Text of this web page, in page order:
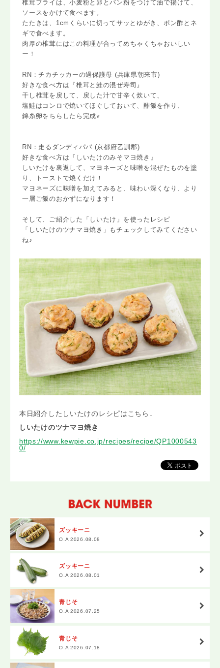
椎茸フライは、小麦粉と卵とパン粉をつけて油で揚げて、
ソースをかけて食べます。
たたきは、1cmくらいに切ってサッとゆがき、ポン酢とネ
ギで食べます。
肉厚の椎茸にはこの料理が合ってめちゃくちゃおいしい
ー！
RN：チカチッカーの過保護母 (兵庫県朝来市)
好きな食べ方は『椎茸と鮭の混ぜ寿司』
干し椎茸を戻して、戻した汁で甘辛く炊いて、
塩鮭はコンロで焼いてほぐしておいて、酢飯を作り、
錦糸卵をちらしたら完成⭐︎
RN：走るダンディパパ (京都府乙訓郡)
好きな食べ方は『しいたけのみそマヨ焼き』
しいたけを裏返して、マヨネーズと味噌を混ぜたものを塗
り、トーストで焼くだけ！
マヨネーズに味噌を加えてみると、味わい深くなり、より
一層ご飯のおかずになります！
そして、ご紹介した「しいたけ」を使ったレシピ
「しいたけのツナマヨ焼き」もチェックしてみてください
ね♪
本日紹介したしいたけのレシピはこちら↓
しいたけのツナマヨ焼き
https://www.kewpie.co.jp/recipes/recipe/QP1000543
0/
ズッキーニ
O.A 2026.08.08
ズッキーニ
O.A 2026.08.01
青じそ
O.A 2026.07.25
青じそ
O.A 2026.07.18